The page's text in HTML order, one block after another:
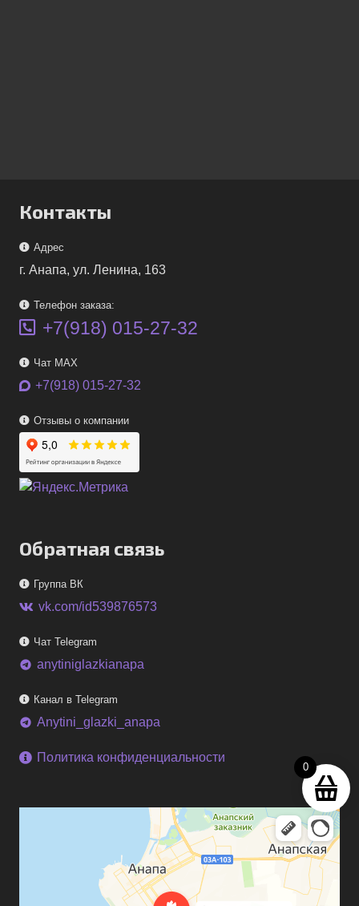
0
Контакты
Адрес
г. Анапа, ул. Ленина, 163
Телефон заказа:
+7(918) 015-27-32
Чат MAX
+7(918) 015-27-32
Отзывы о компании
Обратная связь
Группа ВК
vk.com/id539876573
Чат Telegram
telegram anytiniglazkianapa
Канал в Telegram
telegram Anytini_glazki_anapa
Политика конфиденциальности